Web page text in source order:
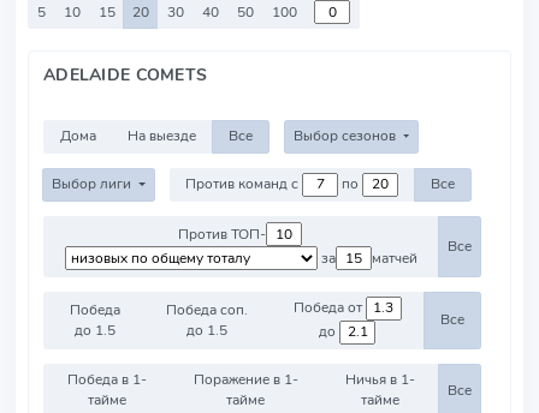
5 10 15 20 30 40 50 100
ADELAIDE COMETS
Дома На выезде Все Выбор сезонов
Выбор лиги Против команд с по Все
Против ТОП-
за
матчей
Все
Победа
до 1.5
Победа соп.
до 1.5
Победа от
до
Все
Победа в 1-
тайме
Поражение в 1-
тайме
Ничья в 1-
тайме
Все